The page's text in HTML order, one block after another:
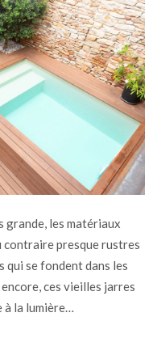
grande, les matériaux
contraire presque rustres
qui se fondent dans les
ces vieilles jarres
à la lumière…